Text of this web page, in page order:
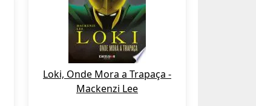
Loki, Onde Mora a Trapaça -
Mackenzi Lee